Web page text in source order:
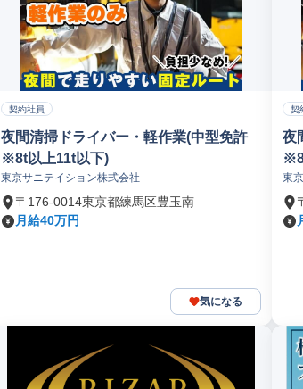
契約社員
夜間清掃ドライバー・軽作業(中型免許
※8t以上11t以下)
東京サニテイション株式会社
〒176-0014東京都練馬区豊玉南
月給40万円
気になる
契
夜
東